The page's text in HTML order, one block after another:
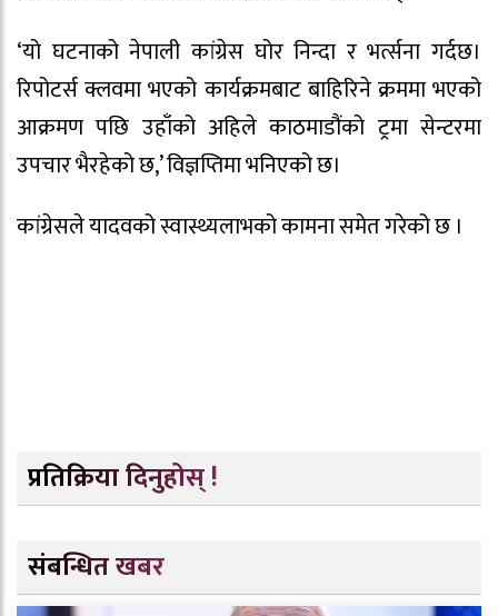
‘यो घटनाको नेपाली कांग्रेस घोर निन्दा र भर्त्सना गर्दछ।
रिपोटर्स क्लवमा भएको कार्यक्रमबाट बाहिरिने क्रममा भएको
आक्रमण पछि उहाँको अहिले काठमाडौंको ट्रमा सेन्टरमा
उपचार भैरहेको छ,’ विज्ञप्तिमा भनिएको छ।
कांग्रेसले यादवको स्वास्थ्यलाभको कामना समेत गरेको छ ।
प्रतिक्रिया दिनुहोस् !
संबन्धित खबर